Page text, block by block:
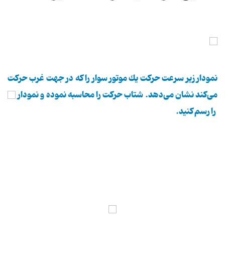
نمودار زیر سرعت حركت یك موتور سوار را كه در جهت غرب حركت
می‌كند نشان می‌دهد. شتاب حركت را محاسبه نموده و نمودار
را رسم كنید.